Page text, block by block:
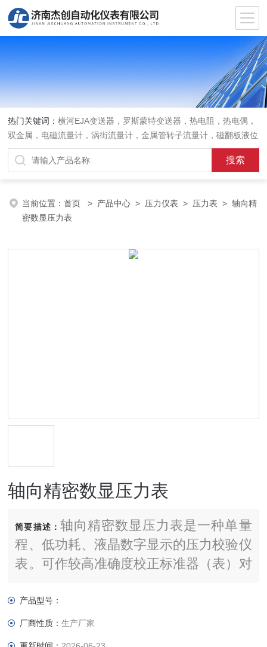
热门关键词：横河EJA变送器，罗斯蒙特变送器，热电阻，热电偶，
双金属，电磁流量计，涡街流量计，金属管转子流量计，磁翻板液位
计，超声波液位计
当前位置：首页 > 产品中心 > 压力仪表 > 压力表 > 轴向精
密数显压力表
轴向精密数显压力表
简要描述： 轴向精密数显压力表是一种单量
程、低功耗、液晶数字显示的压力校验仪
表。可作较高准确度校正标准器（表）对
开关、普通（精密）压力表进行校准与检
定。精密数字压力表也可以用于在线压力
测量。该产品广泛应用于冶金、石油、化
产品型号：
厂商性质：生产厂家